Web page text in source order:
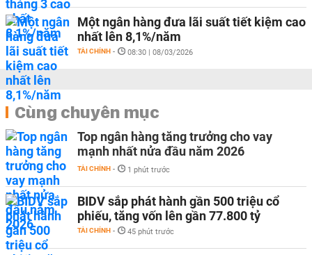
Một ngân hàng đưa lãi suất tiết kiệm cao
nhất lên 8,1%/năm
TÀI CHÍNH - 08:30 | 08/03/2026
Cùng chuyên mục
Top ngân hàng tăng trưởng cho vay
mạnh nhất nửa đầu năm 2026
TÀI CHÍNH - 1 phút trước
BIDV sắp phát hành gần 500 triệu cổ
phiếu, tăng vốn lên gần 77.800 tỷ
TÀI CHÍNH - 45 phút trước